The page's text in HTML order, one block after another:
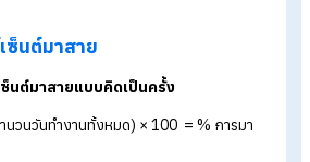
ร์เซ็นต์ขาดงาน
จำนวนวันทำงานทั้งหมด) × 100 = % การข